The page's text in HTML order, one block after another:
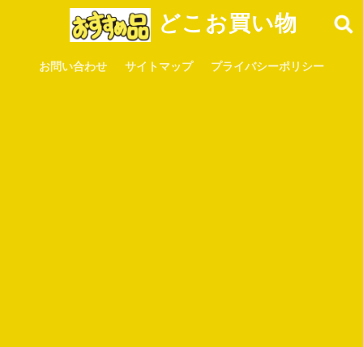
どこお買い物
お問い合わせ サイトマップ プライバシーポリシー